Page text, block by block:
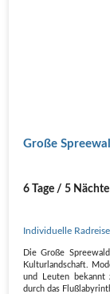
Große
6 Tage / 5
Individuelle Radreise
Die Große
Kulturlandschaft.
und Leuten bekannt
durch das